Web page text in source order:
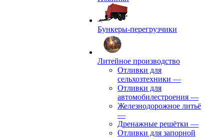
Бункеры-перегрузчики
Литейное производство
Отливки для
сельхозтехники —
Отливки для
автомобилестроения —
Железнодорожное литьё
—
Дренажные решётки —
Отливки для запорной